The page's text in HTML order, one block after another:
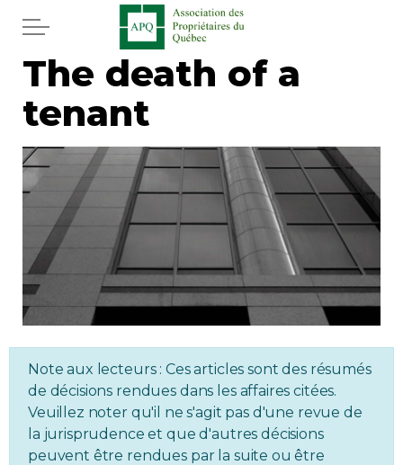
Skip to main content
Home
Services
News
Newspaper
Word of the editor
Legal
Real estate
Regulation
The death of a
tenant
Note aux lecteurs : Ces articles sont des résumés
de décisions rendues dans les affaires citées.
Veuillez noter qu'il ne s'agit pas d'une revue de
la jurisprudence et que d'autres décisions
peuvent être rendues par la suite ou être